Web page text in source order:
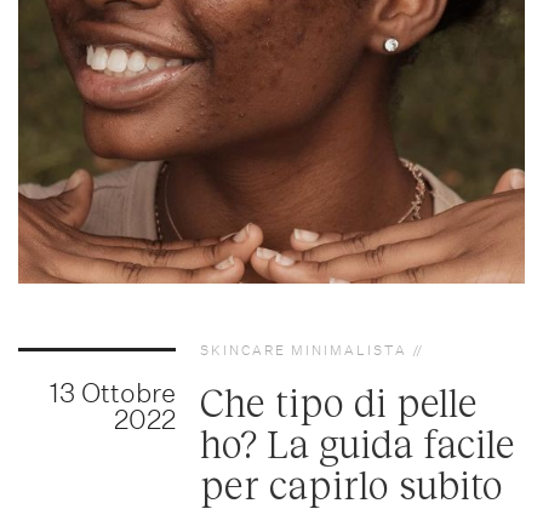
13 Ottobre
2022
SKINCARE MINIMALISTA
Che tipo di pelle
ho? La guida facile
per capirlo subito